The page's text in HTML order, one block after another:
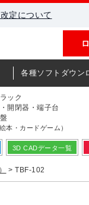
定について
各種ソフトダウン
ック
開閉器・端子台
絵本・カードゲーム）
3D CADデータ一覧
> TBF-102